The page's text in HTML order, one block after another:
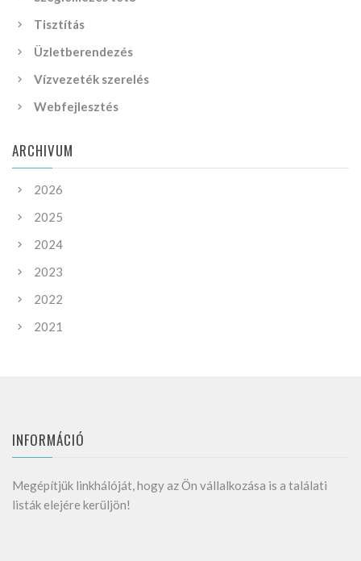
Tisztítás
Üzletberendezés
Vízvezeték szerelés
Webfejlesztés
ARCHIVUM
2026
2025
2024
2023
2022
2021
INFORMÁCIÓ
Megépítjük linkhálóját, hogy az Ön vállalkozása is a találati
listák elejére kerüljön!